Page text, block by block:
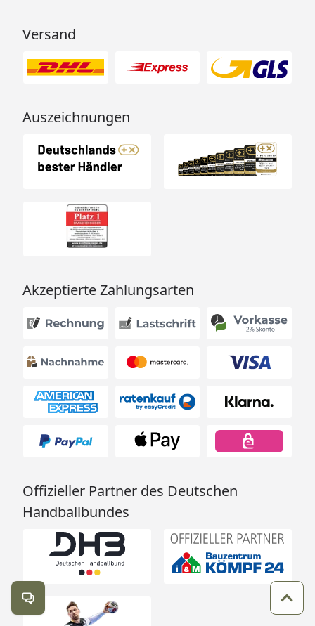
Versand
Auszeichnungen
Akzeptierte Zahlungsarten
Offizieller Partner des Deutschen
Handballbundes
Kontakt öffnen